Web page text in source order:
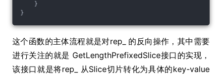
}
}
这个函数的主体流程就是对rep_ 的反向操作，其中需要
进行关注的就是 GetLengthPrefixedSlice接口的实现，
该接口就是将rep_ 从Slice切片转化为具体的key-value